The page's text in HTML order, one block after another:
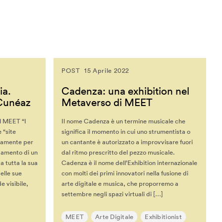
“I
“site
per
di un
tutta la sua
sue
visibile,
POST 15 Aprile 2022
Cadenza: una exhibition nel
Metaverso di MEET
Il nome Cadenza è un termine musicale che
significa il momento in cui uno strumentista o
un cantante è autorizzato a improvvisare fuori
dal ritmo prescritto del pezzo musicale.
Cadenza è il nome dell’Exhibition internazionale
con molti dei primi innovatori nella fusione di
arte digitale e musica, che proporremo a
settembre negli spazi virtuali di […]
MEET Arte Digitale Exhibitionist